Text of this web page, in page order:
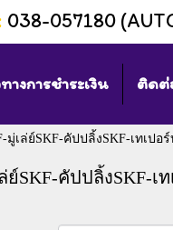
038-057180
างการชำระเงิน ติดต่
เล่ย์SKF-คัปปลิ้งSKF-เทเปอ
SKF-คัปปลิ้งSKF-เ